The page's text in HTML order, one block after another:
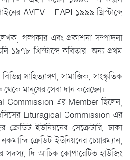
AVEV – EAPI ১৯৯৯ খ্রিস্টাব্দে
গল্পকার এবং প্রকাশনা সম্পাদনা
১৯৭৮ খ্রিস্টাব্দে কবিতার জন্য প্রথম
সাহিত্যাঙ্গণ, সামাজিক, সাংস্কৃতিক
থেকে মানুষের সেবা দান করেছেন।
Commission এর Member ছিলেন,
Lituragical Commission এর
ইউনিয়নের সেক্রেটারি, ঢাকা
ক্রেডিট ইউনিয়নের চেয়ারম্যান,
সদস্য, দি আচিক কোপারেটিভ হাউজিং